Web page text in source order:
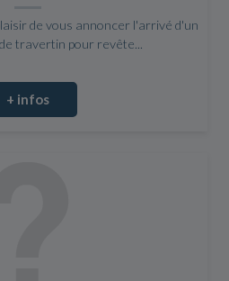
de vous annoncer l'arrivé d'un
travertin pour revête...
+ infos